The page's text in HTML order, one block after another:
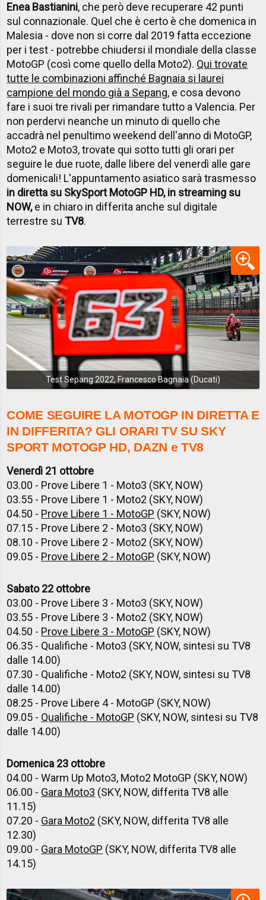
Enea Bastianini, che però deve recuperare 42 punti
sul connazionale. Quel che è certo è che domenica in
Malesia - dove non si corre dal 2019 fatta eccezione
per i test - potrebbe chiudersi il mondiale della classe
MotoGP (così come quello della Moto2). Qui trovate
tutte le combinazioni affinché Bagnaia si laurei
campione del mondo già a Sepang, e cosa devono
fare i suoi tre rivali per rimandare tutto a Valencia. Per
non perdervi neanche un minuto di quello che
accadrà nel penultimo weekend dell'anno di MotoGP,
Moto2 e Moto3, trovate qui sotto tutti gli orari per
seguire le due ruote, dalle libere del venerdì alle gare
domenicali! L'appuntamento asiatico sarà trasmesso
in diretta su SkySport MotoGP HD, in streaming su
NOW,e in chiaro in differita anche sul digitale
terrestre suTV8.
Test Sepang 2022, Francesco Bagnaia (Ducati)
COME SEGUIRE LA MOTOGP IN DIRETTA E
IN DIFFERITA? GLI ORARI TV SU SKY
SPORT MOTOGP HD, DAZN e TV8
Venerdì 21 ottobre
03.00 - Prove Libere 1 - Moto3 (SKY, NOW)
03.55 - Prove Libere 1 - Moto2 (SKY, NOW)
04.50 - Prove Libere 1 - MotoGP (SKY, NOW)
07.15 - Prove Libere 2 - Moto3 (SKY, NOW)
08.10 - Prove Libere 2 - Moto2 (SKY, NOW)
09.05 - Prove Libere 2 - MotoGP (SKY, NOW)
Sabato 22 ottobre
03.00 - Prove Libere 3 - Moto3 (SKY, NOW)
03.55 - Prove Libere 3 - Moto2 (SKY, NOW)
04.50 - Prove Libere 3 - MotoGP (SKY, NOW)
06.35 - Qualifiche - Moto3 (SKY, NOW, sintesi su TV8
dalle 14.00)
07.30 - Qualifiche - Moto2 (SKY, NOW, sintesi su TV8
dalle 14.00)
08.25 - Prove Libere 4 - MotoGP (SKY, NOW)
09.05 - Qualifiche - MotoGP (SKY, NOW, sintesi su TV8
dalle 14.00)
Domenica 23 ottobre
04.00 - Warm Up Moto3, Moto2 MotoGP (SKY, NOW)
06.00 - Gara Moto3 (SKY, NOW, differita TV8 alle
11.15)
07.20 - Gara Moto2 (SKY, NOW, differita TV8 alle
12.30)
09.00 - Gara MotoGP (SKY, NOW, differita TV8 alle
14.15)